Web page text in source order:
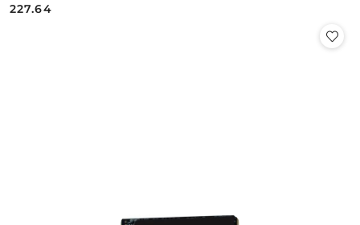
Cena:
227.64